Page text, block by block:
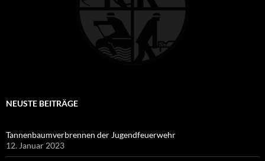
NEUSTE BEITRÄGE
Tannenbaumverbrennen der Jugendfeuerwehr
12. Januar 2023